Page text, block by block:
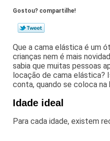
Gostou? compartilhe!
Que a cama elástica é um
crianças nem é mais
sabia que muitas pessoas
locação de cama elástica?
conta, quando se coloca
Idade ideal
Para cada idade, existem